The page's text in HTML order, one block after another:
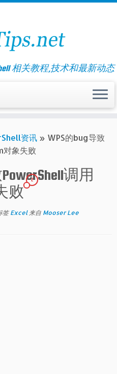
相关教程,技术和最新动态
资讯 » WPS的bug导致
象失败
调用
败
2
签Excel 来自 Mooser Lee